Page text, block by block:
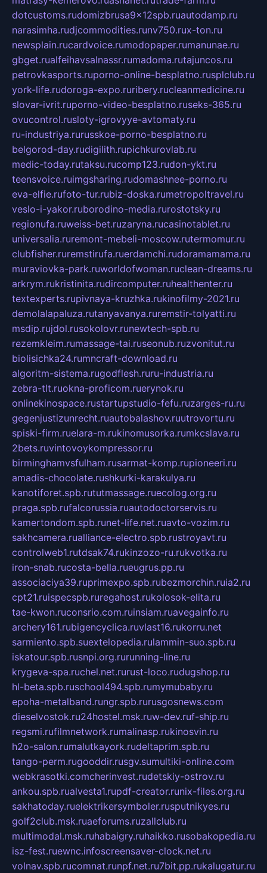
dotcustoms.rudomizbrusa9x12spb.ruautodamp.ru
narasimha.rudjcommodities.runv750.rux-ton.ru
newsplain.rucardvoice.rumodopaper.rumanunae.ru
gbget.rualfeihavsalnassr.rumadoma.rutajuncos.ru
petrovkasports.ruporno-online-besplatno.rusplclub.ru
york-life.rudoroga-expo.ruribery.rucleanmedicine.ru
slovar-ivrit.ruporno-video-besplatno.ruseks-365.ru
ovucontrol.rusloty-igrovyye-avtomaty.ru
ru-industriya.rurusskoe-porno-besplatno.ru
belgorod-day.rudigilith.rupichkurovlab.ru
medic-today.rutaksu.rucomp123.rudon-ykt.ru
teensvoice.ruimgsharing.rudomashnee-porno.ru
eva-elfie.rufoto-tur.rubiz-doska.rumetropoltravel.ru
veslo-i-yakor.ruborodino-media.rurostotsky.ru
regionufa.ruweiss-bet.ruzaryna.rucasinotablet.ru
universalia.ruremont-mebeli-moscow.rutermomur.ru
clubfisher.ruremstirufa.ruerdamchi.rudoramamama.ru
muraviovka-park.ruworldofwoman.ruclean-dreams.ru
arkrym.rukristinita.rudircomputer.ruhealthenter.ru
textexperts.rupivnaya-kruzhka.rukinofilmy-2021.ru
demolalapaluza.rutanyavanya.ruremstir-tolyatti.ru
msdip.rujdol.rusokolovr.runewtech-spb.ru
rezemkleim.rumassage-tai.ruseonub.ruzvonitut.ru
biolisichka24.rumncraft-download.ru
algoritm-sistema.rugodflesh.ruru-industria.ru
zebra-tlt.ruokna-proficom.ruerynok.ru
onlinekinospace.rustartupstudio-fefu.ruzarges-ru.ru
gegenjustizunrecht.ruautobalashov.ruutrovortu.ru
spiski-firm.ruelara-m.rukinomusorka.rumkcslava.ru
2bets.ruvintovoykompressor.ru
birminghamvsfulham.rusarmat-komp.rupioneeri.ru
amadis-chocolate.rushkurki-karakulya.ru
kanotiforet.spb.rututmassage.ruecolog.org.ru
praga.spb.rufalcorussia.ruautodoctorservis.ru
kamertondom.spb.runet-life.net.ruavto-vozim.ru
sakhcamera.rualliance-electro.spb.rustroyavt.ru
controlweb1.rutdsak74.rukinzozo-ru.rukvotka.ru
iron-snab.rucosta-bella.rueugrus.pp.ru
associaciya39.ruprimexpo.spb.rubezmorchin.ruia2.ru
cpt21.ruispecspb.ruregahost.rukolosok-elita.ru
tae-kwon.ruconsrio.com.ruinsiam.ruavegainfo.ru
archery161.rubigencyclica.ruvlast16.rukorru.net
sarmiento.spb.suextelopedia.rulammin-suo.spb.ru
iskatour.spb.rusnpi.org.rurunning-line.ru
krygeva-spa.ruchel.net.rurust-loco.rudugshop.ru
hl-beta.spb.ruschool494.spb.rumymubaby.ru
epoha-metalband.rungr.spb.rurusgosnews.com
dieselvostok.ru24hostel.msk.ruw-dev.ruf-ship.ru
regsmi.rufilmnetwork.rumalinasp.rukinosvin.ru
h2o-salon.rumalutkayork.rudeltaprim.spb.ru
tango-perm.rugooddir.rusgv.sumultiki-online.com
webkrasotki.comcherinvest.rudetskiy-ostrov.ru
ankou.spb.rualvesta1.rupdf-creator.runix-files.org.ru
sakhatoday.ruelektrikersymboler.rusputnikyes.ru
golf2club.msk.ruaeforums.ruzallclub.ru
multimodal.msk.ruhabaigry.ruhaikko.rusobakopedia.ru
isz-fest.ruewnc.infoscreensaver-clock.net.ru
volnav.spb.rucomnat.runpf.net.ru7bit.pp.rukalugatur.ru